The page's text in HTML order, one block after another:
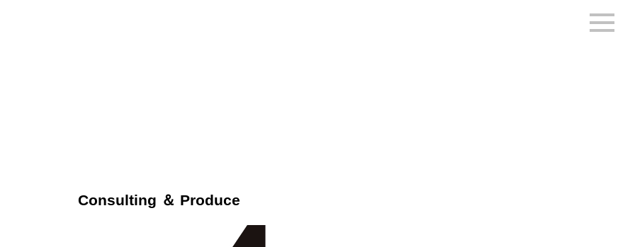
Consulting ＆ Produce